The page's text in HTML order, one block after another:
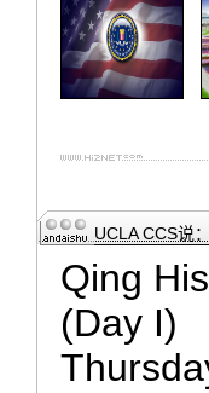
UCLA CCS说：
Qing
(Day I)